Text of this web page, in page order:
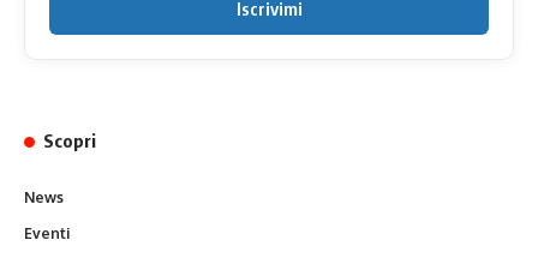
Iscrivimi
Scopri
News
Eventi